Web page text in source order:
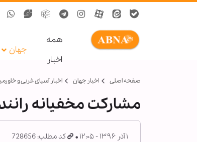
همه
اخبار
جهان
صفحه اصلی اخبار جهان اخبار آسیای غربی و
مشارکت مخفیانه
۱ آذر ۱۳۹۶ - ۱۲:۰۵ کد مطلب: 728656